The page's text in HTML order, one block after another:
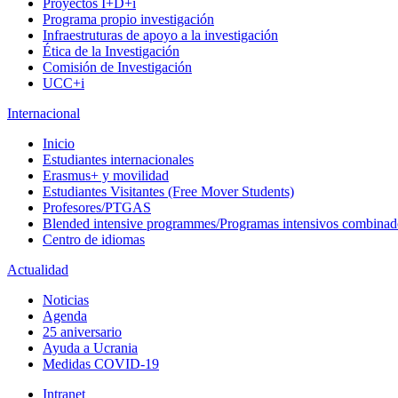
Proyectos I+D+i
Programa propio investigación
Infraestruturas de apoyo a la investigación
Ética de la Investigación
Comisión de Investigación
UCC+i
Internacional
Inicio
Estudiantes internacionales
Erasmus+ y movilidad
Estudiantes Visitantes (Free Mover Students)
Profesores/PTGAS
Blended intensive programmes/Programas intensivos
Centro de idiomas
Actualidad
Noticias
Agenda
25 aniversario
Ayuda a Ucrania
Medidas COVID-19
Intranet